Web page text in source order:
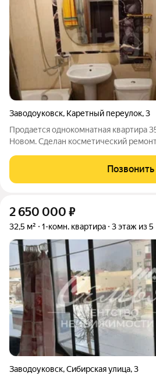
Заводоуковск, Каретный переулок,3
Продается однокомнатная квартира
Новом. Сделан косметический
живописной природой. Поблизости
общественного транспорта,
Позвонить
2 650 000 ₽
32,5 м² 1-комн. квартира 3 этаж из 5
Заводоуковск,Сибирская улица,3